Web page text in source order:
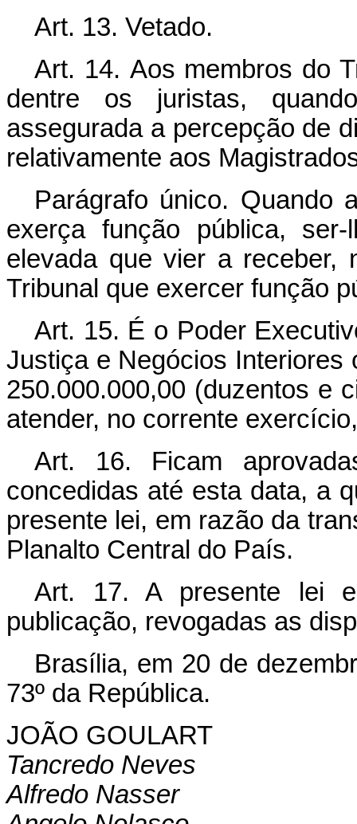
Art. 13. Vetado.
Art. 14. Aos membros do
dentre os juristas,
assegurada a percepção de
relativamente aos
Parágrafo único. Quando
exerça função pública,
elevada que vier a receber,
Tribunal que exercer função
Art. 15. É o Poder
Justiça e Negócios Interiores
250.000.000,00 (duzentos e
atender, no corrente
Art. 16. Ficam
concedidas até esta data, a
presente lei, em razão da
Planalto Central do País.
Art. 17. A presente lei
publicação, revogadas as
Brasília, em 20 de
73º da República.
JOÃO GOULART
Tancredo Neves
Alfredo Nasser